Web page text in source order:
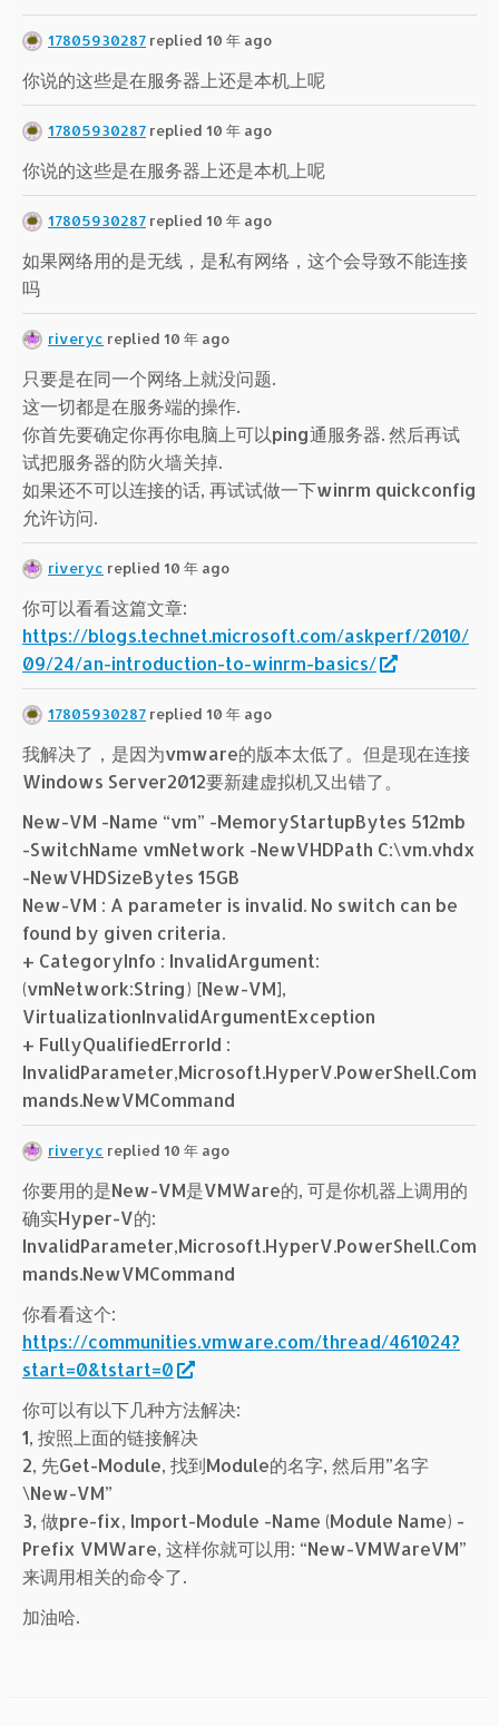
17805930287 replied 10 年 ago
你说的这些是在服务器上还是本机上呢
17805930287 replied 10 年 ago
你说的这些是在服务器上还是本机上呢
17805930287 replied 10 年 ago
如果网络用的是无线，是私有网络，这个会导致不能连接
吗
riveryc replied 10 年 ago
只要是在同一个网络上就没问题.
这一切都是在服务端的操作.
你首先要确定你再你电脑上可以ping通服务器. 然后再试
试把服务器的防火墙关掉.
如果还不可以连接的话, 再试试做一下winrm quickconfig
允许访问.
riveryc replied 10 年 ago
你可以看看这篇文章:
https://blogs.technet.microsoft.com/askperf/2010/
09/24/an-introduction-to-winrm-basics/
17805930287 replied 10 年 ago
我解决了，是因为vmware的版本太低了。但是现在连接
Windows Server2012要新建虚拟机又出错了。
New-VM -Name “vm” -MemoryStartupBytes 512mb
-SwitchName vmNetwork -NewVHDPath C:\vm.vhdx
-NewVHDSizeBytes 15GB
New-VM : A parameter is invalid. No switch can be
found by given criteria.
+ CategoryInfo : InvalidArgument:
(vmNetwork:String) [New-VM],
VirtualizationInvalidArgumentException
+ FullyQualifiedErrorId :
InvalidParameter,Microsoft.HyperV.PowerShell.Com
mands.NewVMCommand
riveryc replied 10 年 ago
你要用的是New-VM是VMWare的, 可是你机器上调用的
确实Hyper-V的:
InvalidParameter,Microsoft.HyperV.PowerShell.Com
mands.NewVMCommand
你看看这个:
https://communities.vmware.com/thread/461024?
start=0&tstart=0
你可以有以下几种方法解决:
1, 按照上面的链接解决
2, 先Get-Module, 找到Module的名字, 然后用”名字
\New-VM”
3, 做pre-fix, Import-Module -Name (Module Name) -
Prefix VMWare, 这样你就可以用: “New-VMWareVM”
来调用相关的命令了.
加油哈.